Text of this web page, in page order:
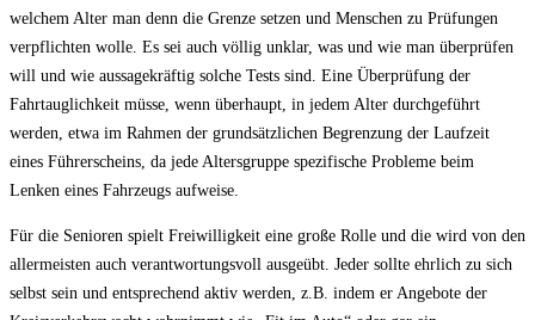
welchem Alter man denn die Grenze setzen und Menschen zu Prüfungen
verpflichten wolle. Es sei auch völlig unklar, was und wie man überprüfen
will und wie aussagekräftig solche Tests sind. Eine Überprüfung der
Fahrtauglichkeit müsse, wenn überhaupt, in jedem Alter durchgeführt
werden, etwa im Rahmen der grundsätzlichen Begrenzung der Laufzeit
eines Führerscheins, da jede Altersgruppe spezifische Probleme beim
Lenken eines Fahrzeugs aufweise.
Für die Senioren spielt Freiwilligkeit eine große Rolle und die wird von den
allermeisten auch verantwortungsvoll ausgeübt. Jeder sollte ehrlich zu sich
selbst sein und entsprechend aktiv werden, z.B. indem er Angebote der